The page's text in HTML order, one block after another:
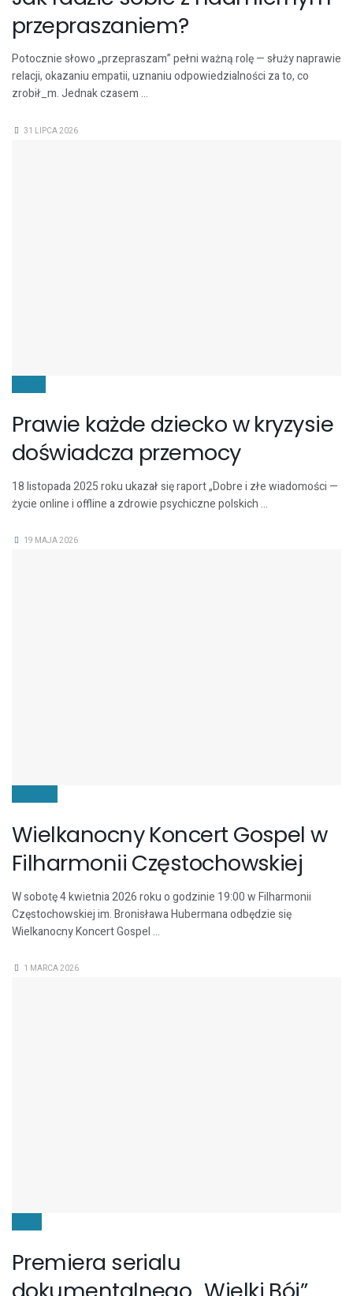
przepraszaniem?
Potocznie słowo „przepraszam” pełni ważną rolę — służy naprawie
relacji, okazaniu empatii, uznaniu odpowiedzialności za to, co
zrobił_m. Jednak czasem ...
31 LIPCA 2026
Prawie każde dziecko w kryzysie
doświadcza przemocy
18 listopada 2025 roku ukazał się raport „Dobre i złe wiadomości —
życie online i offline a zdrowie psychiczne polskich ...
19 MAJA 2026
Wielkanocny Koncert Gospel w
Filharmonii Częstochowskiej
W sobotę 4 kwietnia 2026 roku o godzinie 19:00 w Filharmonii
Częstochowskiej im. Bronisława Hubermana odbędzie się
Wielkanocny Koncert Gospel ...
1 MARCA 2026
Premiera serialu